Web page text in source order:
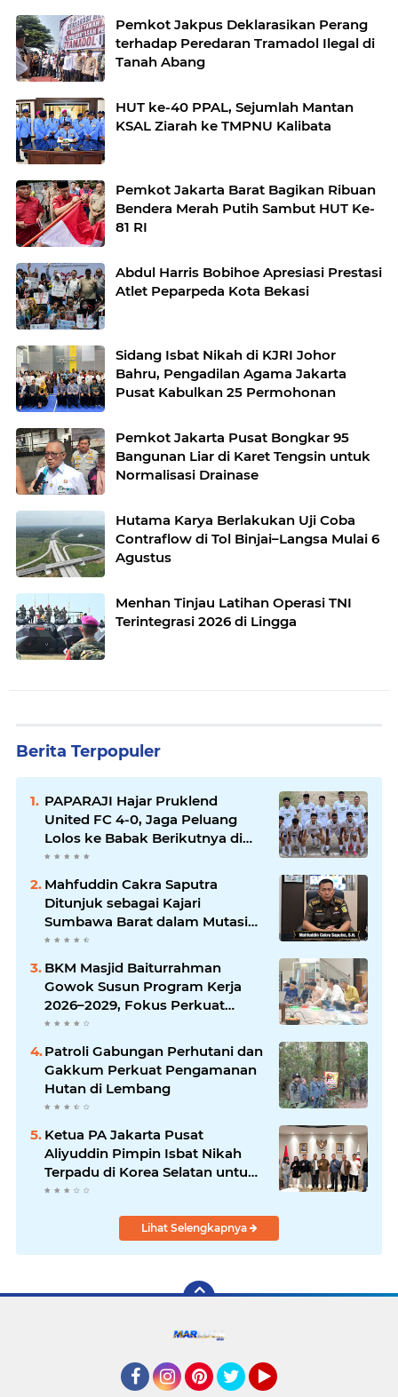
Pemkot Jakpus Deklarasikan Perang
terhadap Peredaran Tramadol Ilegal di
Tanah Abang
HUT ke-40 PPAL, Sejumlah Mantan
KSAL Ziarah ke TMPNU Kalibata
Pemkot Jakarta Barat Bagikan Ribuan
Bendera Merah Putih Sambut HUT Ke-
81 RI
Abdul Harris Bobihoe Apresiasi Prestasi
Atlet Peparpeda Kota Bekasi
Sidang Isbat Nikah di KJRI Johor
Bahru, Pengadilan Agama Jakarta
Pusat Kabulkan 25 Permohonan
Pemkot Jakarta Pusat Bongkar 95
Bangunan Liar di Karet Tengsin untuk
Normalisasi Drainase
Hutama Karya Berlakukan Uji Coba
Contraflow di Tol Binjai–Langsa Mulai 6
Agustus
Menhan Tinjau Latihan Operasi TNI
Terintegrasi 2026 di Lingga
Berita Terpopuler
PAPARAJI Hajar Pruklend
United FC 4-0, Jaga Peluang
Lolos ke Babak Berikutnya di
Turnamen 165 Cup HKBP
Mahfuddin Cakra Saputra
Ditunjuk sebagai Kajari
Sumbawa Barat dalam Mutasi
Kejaksaan Agung
BKM Masjid Baiturrahman
Gowok Susun Program Kerja
2026–2029, Fokus Perkuat
Dakwah dan Pelayanan Umat
Patroli Gabungan Perhutani dan
Gakkum Perkuat Pengamanan
Hutan di Lembang
Ketua PA Jakarta Pusat
Aliyuddin Pimpin Isbat Nikah
Terpadu di Korea Selatan untuk
Lindungi Hak WNI
Lihat Selengkapnya